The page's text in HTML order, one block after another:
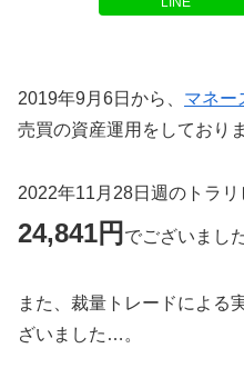
2019年9月6日から、 マネー
売買の資産運用をしておりま
2022年11月28日週のトラリ
24,841円 でございました
また、裁量トレードによる
ざいました…。